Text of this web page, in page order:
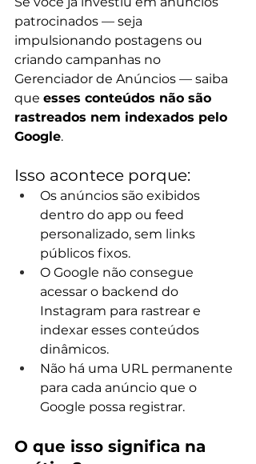
patrocinados — seja
impulsionando postagens ou
criando campanhas no
Gerenciador de Anúncios — saiba
que esses conteúdos não são
rastreados nem indexados pelo
Google.
Isso acontece porque:
Os anúncios são exibidos
dentro do app ou feed
personalizado, sem links
públicos fixos.
O Google não consegue
acessar o backend do
Instagram para rastrear e
indexar esses conteúdos
dinâmicos.
Não há uma URL permanente
para cada anúncio que o
Google possa registrar.
O que isso significa na